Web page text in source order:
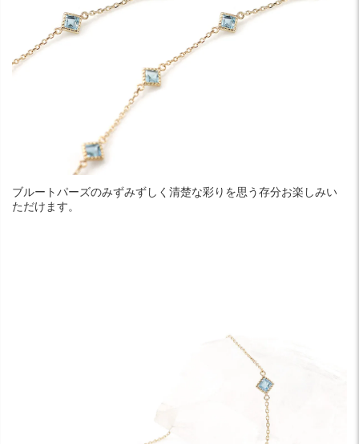
ブルートパーズのみずみずしく清楚な彩りを思う存分お楽しみい
ただけます。